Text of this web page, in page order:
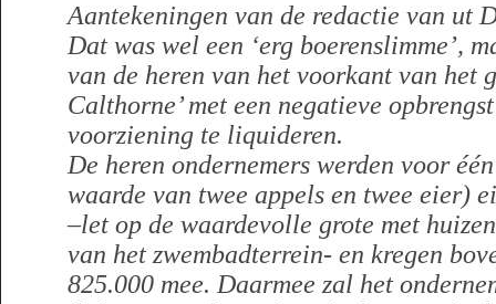
Aantekeningen van de redactie van ut
Dat was wel een ‘erg boerenslimme’,
van de heren van het voorkant van het
Calthorne’ met een negatieve
voorziening te liquideren.
De heren ondernemers werden voor
waarde van twee appels en twee eier)
–let op de waardevolle grote met
van het zwembadterrein- en kregen
825.000 mee. Daarmee zal het